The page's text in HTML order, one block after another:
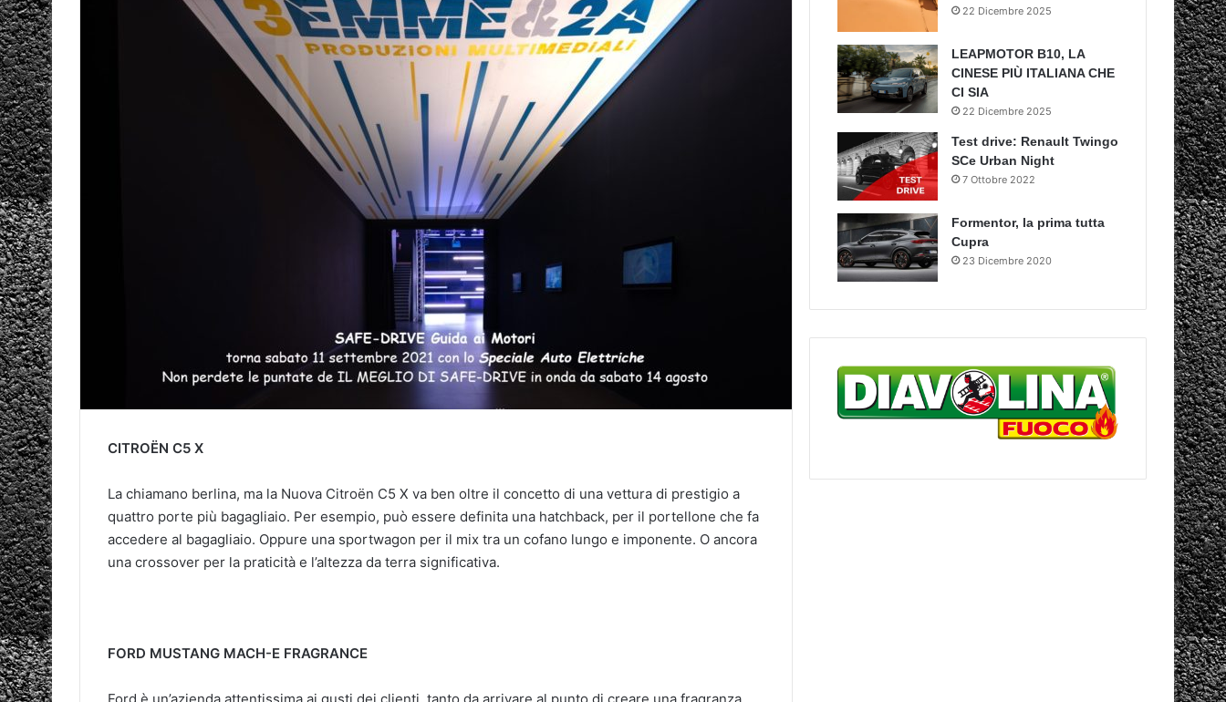
CITROËN C5 X
La chiamano berlina, ma la Nuova Citroën C5 X va ben oltre il concetto di una vettura di prestigio a
quattro porte più bagagliaio. Per esempio, può essere definita una hatchback, per il portellone che fa
accedere al bagagliaio. Oppure una sportwagon per il mix tra un cofano lungo e imponente. O ancora
una crossover per la praticità e l’altezza da terra significativa.
FORD MUSTANG MACH-E FRAGRANCE
22 Dicembre 2025
LEAPMOTOR B10, LA
CINESE PIÙ ITALIANA CHE
CI SIA
22 Dicembre 2025
Test drive: Renault Twingo
SCe Urban Night
7 Ottobre 2022
Formentor, la prima tutta
Cupra
23 Dicembre 2020